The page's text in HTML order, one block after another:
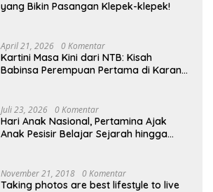
yang Bikin Pasangan Klepek-klepek!
April 21, 2026 0 Komentar
Kartini Masa Kini dari NTB: Kisah
Babinsa Perempuan Pertama di Karang
Juli 23, 2026 0 Komentar
Hari Anak Nasional, Pertamina Ajak
Anak Pesisir Belajar Sejarah hingga
November 21, 2018 0 Komentar
Taking photos are best lifestyle to live